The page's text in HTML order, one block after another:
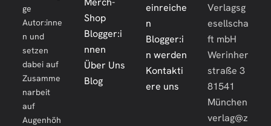
ge
Autor:inne
n und
setzen
dabei auf
Zusamme
narbeit
auf
Augenhöh
Shop
Blogger:i
nnen
Über Uns
Blog
einreiche
n
Blogger:i
n werden
Kontakti
ere uns
Verlagsg
esellscha
ft mbH
Werinher
straße 3
81541
München
verlag@z